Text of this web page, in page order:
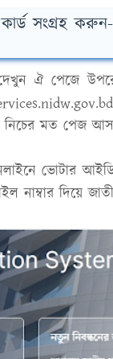
সংগ্রহ করুন-
ঐ পেজে
নিচের মত পেজ
ভোটার
নাম্বার দিয়ে